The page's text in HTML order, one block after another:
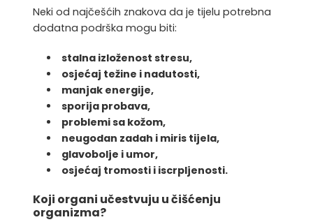
Neki od najčešćih znakova da je tijelu potrebna
dodatna podrška mogu biti:
stalna izloženost stresu,
osjećaj težine i nadutosti,
manjak energije,
sporija probava,
problemi sa kožom,
neugodan zadah i miris tijela,
glavobolje i umor,
osjećaj tromosti i iscrpljenosti.
Koji organi učestvuju u čišćenju
organizma?